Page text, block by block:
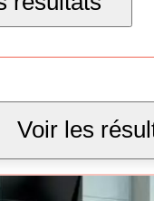
Voir les